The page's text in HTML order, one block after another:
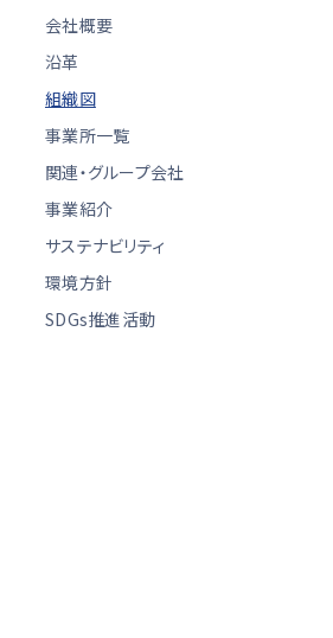
光学計測ソリューション
会社概要
沿革
組織図
事業所一覧
関連・グループ会社
事業紹介
サステナビリティ
環境方針
SDGs推進活動